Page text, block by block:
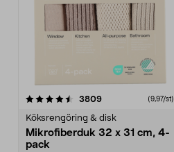
3809recensioner (9,97/st)
Köksrengöring & disk
Mikrofiberduk 32 x 31 cm, 4-
pack
4.0av 5 stjärnor